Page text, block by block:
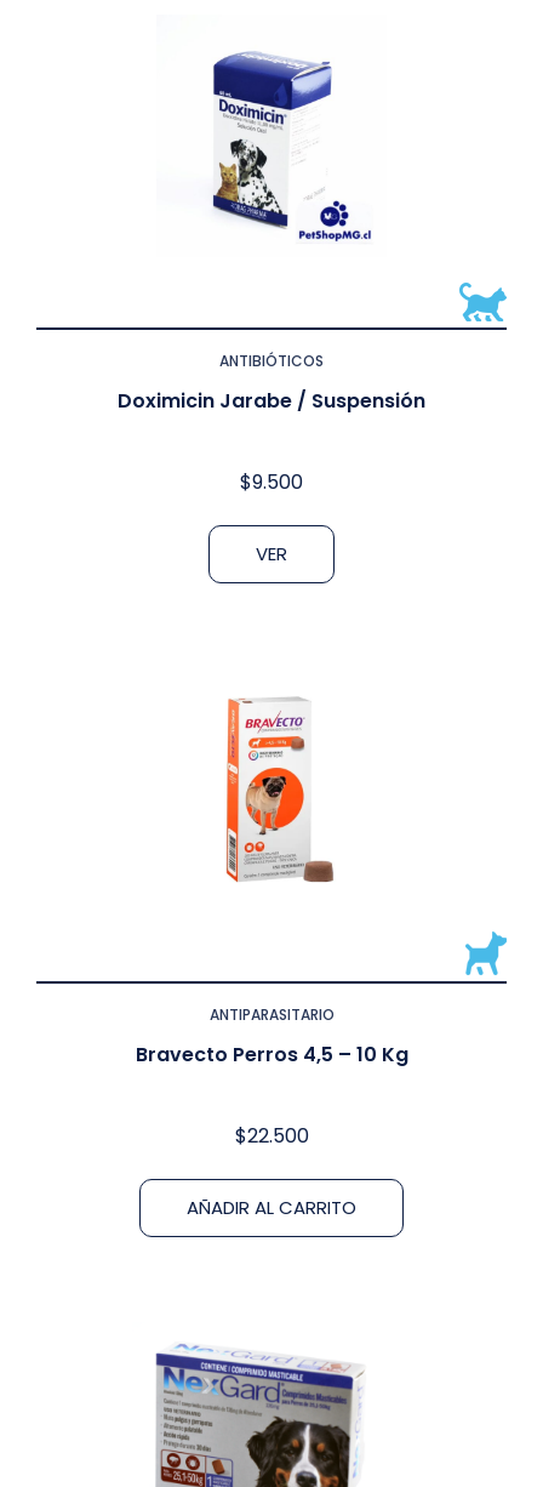
ANTIBIÓTICOS
Doximicin Jarabe / Suspensión
$9.500
VER
ANTIPARASITARIO
Bravecto Perros 4,5 – 10 Kg
$22.500
AÑADIR AL CARRITO